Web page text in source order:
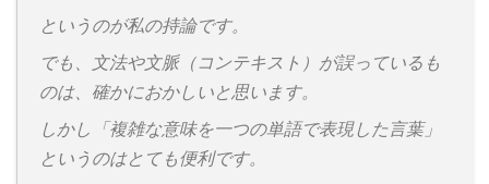
というのが私の持論です。
でも、文法や文脈（コンテキスト）が誤っているも
のは、確かにおかしいと思います。
しかし「複雑な意味を一つの単語で表現した言葉」
というのはとても便利です。